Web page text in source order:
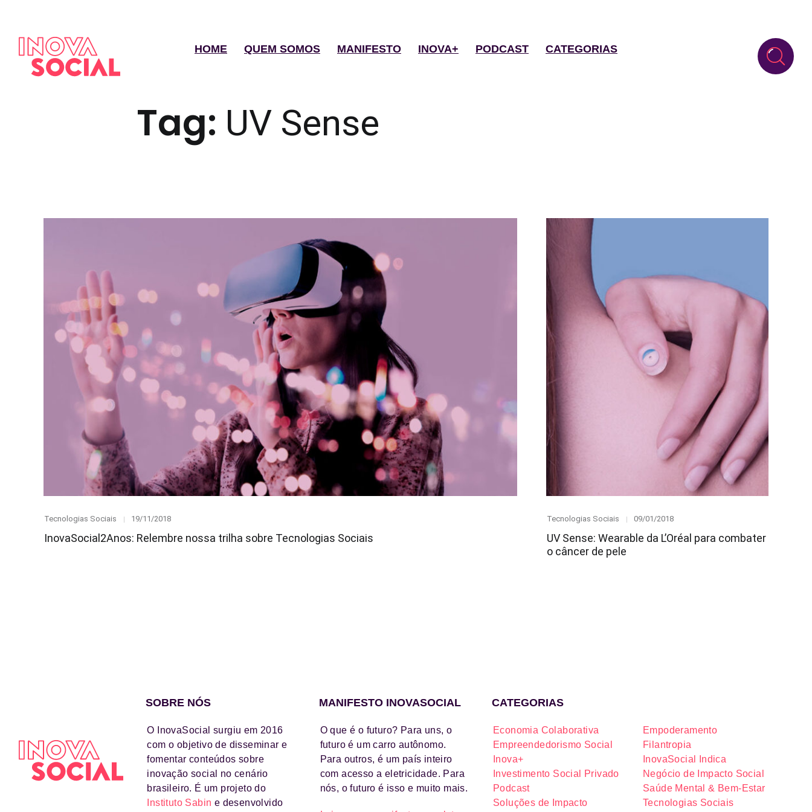
HOME QUEM SOMOS MANIFESTO INOVA+ PODCAST CATEGORIAS
Tag: UV Sense
Category
Tecnologias Sociais
Posted
19/11/2018
InovaSocial2Anos: Relembre nossa trilha sobre Tecnologias Sociais
Category
Tecnologias Sociais
Posted
09/01/2018
UV Sense: Wearable da L’Oréal para combater
o câncer de pele
SOBRE NÓS
O InovaSocial surgiu em 2016
com o objetivo de disseminar e
fomentar conteúdos sobre
inovação social no cenário
brasileiro. É um projeto do
Instituto Sabin e desenvolvido
MANIFESTO INOVASOCIAL
O que é o futuro? Para uns, o
futuro é um carro autônomo.
Para outros, é um país inteiro
com acesso a eletricidade. Para
nós, o futuro é isso e muito mais.
CATEGORIAS
Economia Colaborativa
Empoderamento
Empreendedorismo Social
Filantropia
Inova+
InovaSocial Indica
Investimento Social Privado
Negócio de Impacto Social
Podcast
Saúde Mental & Bem-Estar
Soluções de Impacto
Tecnologias Sociais